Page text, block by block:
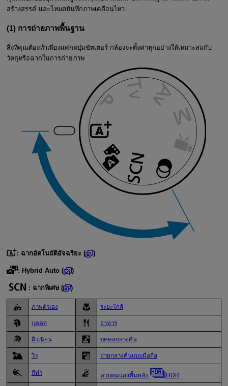
สร้างสรรค์ และโหมดบันทึกภาพเคลื่อนไหว
(1) การถ่ายภาพพื้นฐาน
สิ่งที่คุณต้องทำเพียงแค่กดปุ่มชัตเตอร์ กล้องจะตั้งค่าทุกอย่างให้เหมาะสมกับ
วัตถุหรือฉากในการถ่ายภาพ
: ฉากอัตโนมัติอัจฉริยะ ( )
: Hybrid Auto ( )
: ฉากพิเศษ( )
ภาพตัวเอง ระยะใกล้
บุคคล อาหาร
ผิวเนียน บุคคลกลางคืน
วิว ถ่ายกลางคืนแบบมือถือ
กีฬา ควบคุมแสงพื้นหลัง HDR